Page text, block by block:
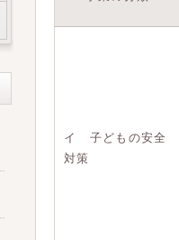
イ 子どもの安全
対策